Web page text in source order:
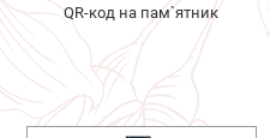
QR-код на пам`ятник